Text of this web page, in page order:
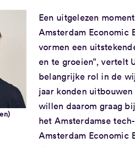
Een uitgelezen
Amsterdam Economic
vormen een
en te groeien”, vertelt
belangrijke rol in de
jaar konden
willen daarom graag
het Amsterdamse
Amsterdam Economic